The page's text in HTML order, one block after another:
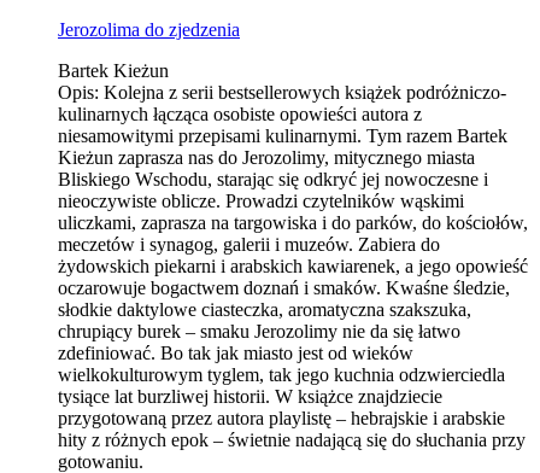
Jerozolima do zjedzenia
Bartek Kieżun
Opis: Kolejna z serii bestsellerowych książek podróżniczo-
kulinarnych łącząca osobiste opowieści autora z
niesamowitymi przepisami kulinarnymi. Tym razem Bartek
Kieżun zaprasza nas do Jerozolimy, mitycznego miasta
Bliskiego Wschodu, starając się odkryć jej nowoczesne i
nieoczywiste oblicze. Prowadzi czytelników wąskimi
uliczkami, zaprasza na targowiska i do parków, do kościołów,
meczetów i synagog, galerii i muzeów. Zabiera do
żydowskich piekarni i arabskich kawiarenek, a jego opowieść
oczarowuje bogactwem doznań i smaków. Kwaśne śledzie,
słodkie daktylowe ciasteczka, aromatyczna szakszuka,
chrupiący burek – smaku Jerozolimy nie da się łatwo
zdefiniować. Bo tak jak miasto jest od wieków
wielkokulturowym tyglem, tak jego kuchnia odzwierciedla
tysiące lat burzliwej historii. W książce znajdziecie
przygotowaną przez autora playlistę – hebrajskie i arabskie
hity z różnych epok – świetnie nadającą się do słuchania przy
gotowaniu.